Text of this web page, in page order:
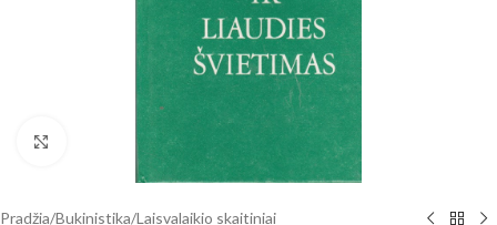
Spustelėkite, kad padidintumėte
Pradžia/Bukinistika/Laisvalaikio skaitiniai